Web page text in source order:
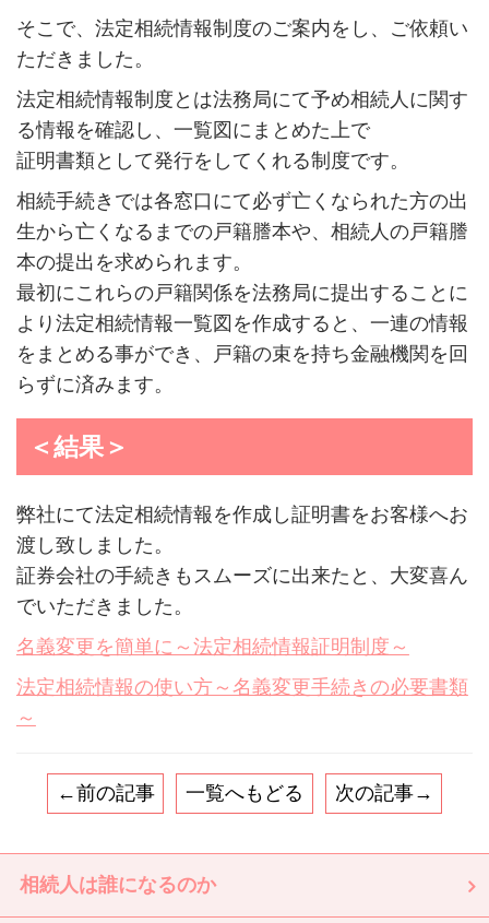
そこで、法定相続情報制度のご案内をし、ご依頼い
ただきました。
法定相続情報制度とは法務局にて予め相続人に関す
る情報を確認し、一覧図にまとめた上で
証明書類として発行をしてくれる制度です。
相続手続きでは各窓口にて必ず亡くなられた方の出
生から亡くなるまでの戸籍謄本や、相続人の戸籍謄
本の提出を求められます。
最初にこれらの戸籍関係を法務局に提出することに
より法定相続情報一覧図を作成すると、一連の情報
をまとめる事ができ、戸籍の束を持ち金融機関を回
らずに済みます。
＜結果＞
弊社にて法定相続情報を作成し証明書をお客様へお
渡し致しました。
証券会社の手続きもスムーズに出来たと、大変喜ん
でいただきました。
名義変更を簡単に～法定相続情報証明制度～
法定相続情報の使い方～名義変更手続きの必要書類
～
←前の記事 一覧へもどる 次の記事→
相続人は誰になるのか